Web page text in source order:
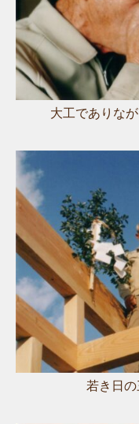
大工でありな
若き日